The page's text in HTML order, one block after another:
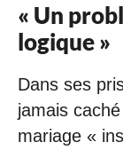
« Un
logique »
Dans ses
jamais
mariage «